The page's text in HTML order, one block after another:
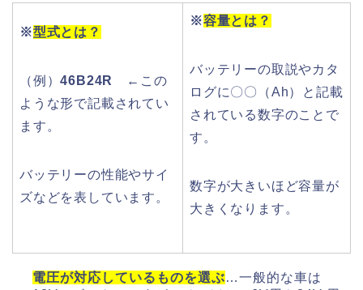
※型式とは？
（例）46B24R
←この
ような形で記載されてい
ます。
バッテリーの性能やサイ
ズなどを表しています。
※容量とは？
バッテリーの取説やカタ
ログに〇〇（Ah）と記載
されている数字のことで
す。
数字が大きいほど容量が
大きくなります。
電圧が対応しているものを選ぶ…一般的な車は